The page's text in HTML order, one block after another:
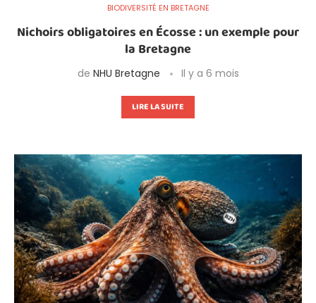
BIODIVERSITÉ EN BRETAGNE
Nichoirs obligatoires en Écosse : un exemple pour
la Bretagne
de NHU Bretagne Il y a 6 mois
LIRE LA SUITE